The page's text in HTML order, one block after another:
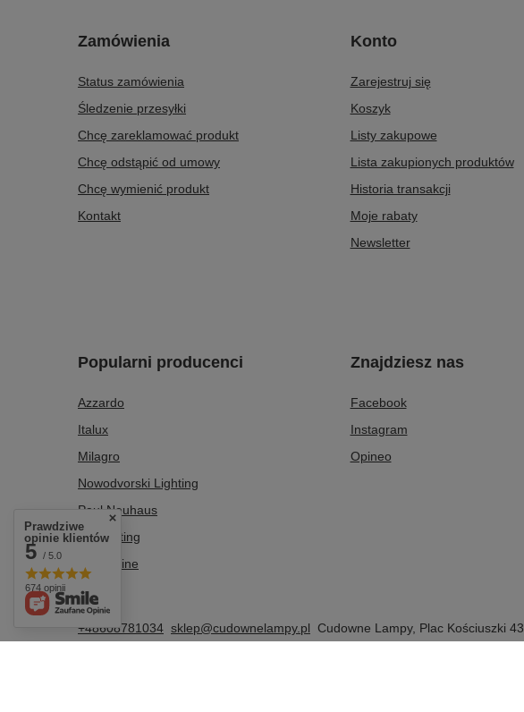
Zamówienia
Status zamówienia
Śledzenie przesyłki
Chcę zareklamować produkt
Chcę odstąpić od umowy
Chcę wymienić produkt
Kontakt
Konto
Zarejestruj się
Koszyk
Listy zakupowe
Lista zakupionych produktów
Historia transakcji
Moje rabaty
Newsletter
Popularni producenci
Azzardo
Italux
Milagro
Nowodvorski Lighting
Paul Neuhaus
Tk Lighting
Zuma Line
Znajdziesz nas
Facebook
Instagram
Opineo
+48608781034 sklep@cudownelampy.pl Cudowne Lampy, Plac Kościuszki 43
Prawdziwe
opinie klientów
5 / 5.0
674 opinii